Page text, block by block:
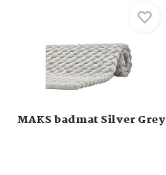
MAKS badmat Silver Grey